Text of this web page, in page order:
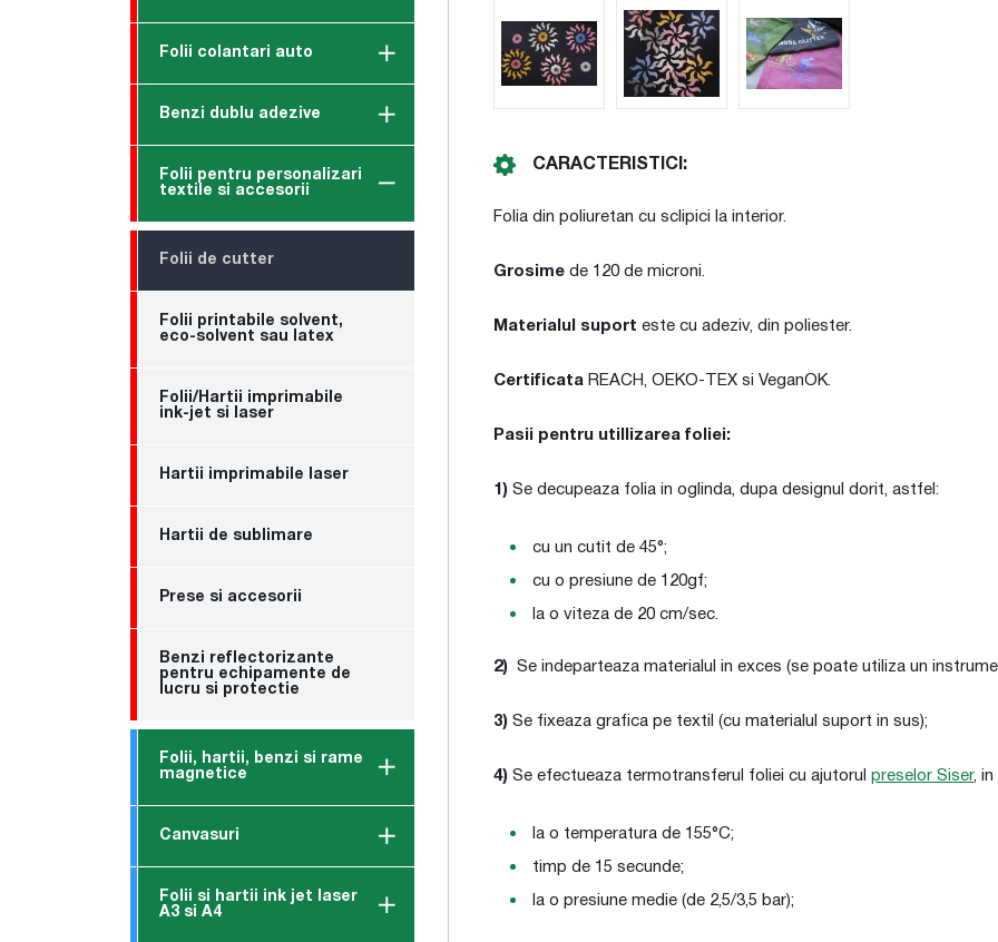
Folii colantari auto
Benzi dublu adezive
Folii pentru personalizari
textile si accesorii
Folii de cutter
Folii printabile solvent,
eco-solvent sau latex
Folii/Hartii imprimabile
ink-jet si laser
Hartii imprimabile laser
Hartii de sublimare
Prese si accesorii
Benzi reflectorizante
pentru echipamente de
lucru si protectie
Folii, hartii, benzi si rame
magnetice
Canvasuri
Folii si hartii ink jet laser
A3 si A4
CARACTERISTICI:
Folia din poliuretan cu sclipici la interior.
Grosime de 120 de microni.
Materialul suport este cu adeziv, din poliester.
Certificata REACH, OEKO-TEX si VeganOK.
Pasii pentru utillizarea foliei:
1) Se decupeaza folia in oglinda, dupa designul dorit, astfel:
cu un cutit de 45°;
cu o presiune de 120gf;
la o viteza de 20 cm/sec.
2) Se indeparteaza materialul in exces (se poate utiliza un
3) Se fixeaza grafica pe textil (cu materialul suport in sus);
4) Se efectueaza termotransferul foliei cu ajutorul preselor Siser,
la o temperatura de 155°C;
timp de 15 secunde;
la o presiune medie (de 2,5/3,5 bar);